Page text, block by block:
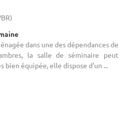
dans une des dépendances de
la salle de séminaire peut
bien équipée, elle dispose d'un ...